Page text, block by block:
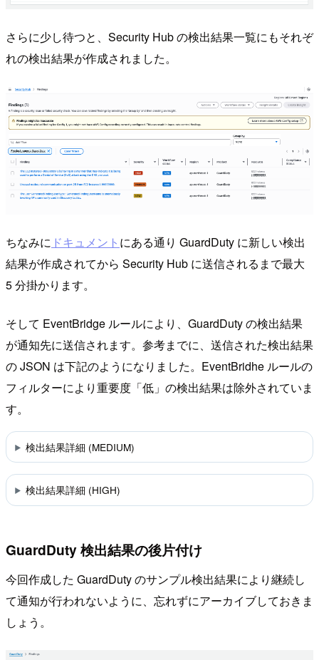
さらに少し待つと、Security Hub の検出結果一覧にもそれぞ
れの検出結果が作成されました。
ちなみに ドキュメント にある通り GuardDuty に新しい検出
結果が作成されてから Security Hub に送信されるまで最大
5 分掛かります。
そして EventBridge ルールにより、GuardDuty の検出結果
が通知先に送信されます。参考までに、送信された検出結果
の JSON は下記のようになりました。EventBridhe ルールの
フィルターにより重要度「低」の検出結果は除外されていま
す。
検出結果詳細 (MEDIUM)
検出結果詳細 (HIGH)
GuardDuty 検出結果の後片付け
今回作成した GuardDuty のサンプル検出結果により継続し
て通知が行われないように、忘れずにアーカイブしておきま
しょう。